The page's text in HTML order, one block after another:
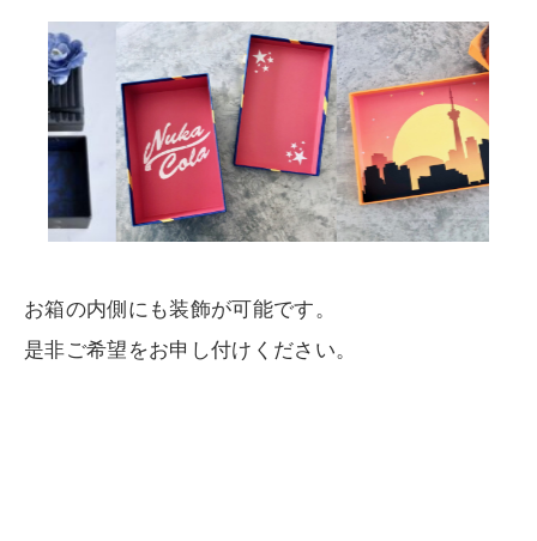
お箱の内側にも装飾が可能です。
是非ご希望をお申し付けください。